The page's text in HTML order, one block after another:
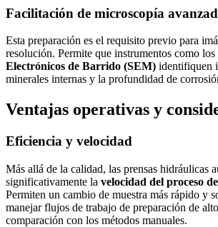
Facilitación de microscopía
Esta preparación es el requisito previo para
resolución. Permite que instrumentos como los
Electrónicos de Barrido (SEM) identifiquen
minerales internas y la profundidad de
Ventajas operativas y
Eficiencia y velocidad
Más allá de la calidad, las prensas hidráulicas
significativamente la velocidad del proceso
Permiten un cambio de muestra más rápido y
manejar flujos de trabajo de preparación de
comparación con los métodos manuales.